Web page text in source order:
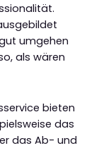
umgehen
als wären
bieten
das
das Ab- und